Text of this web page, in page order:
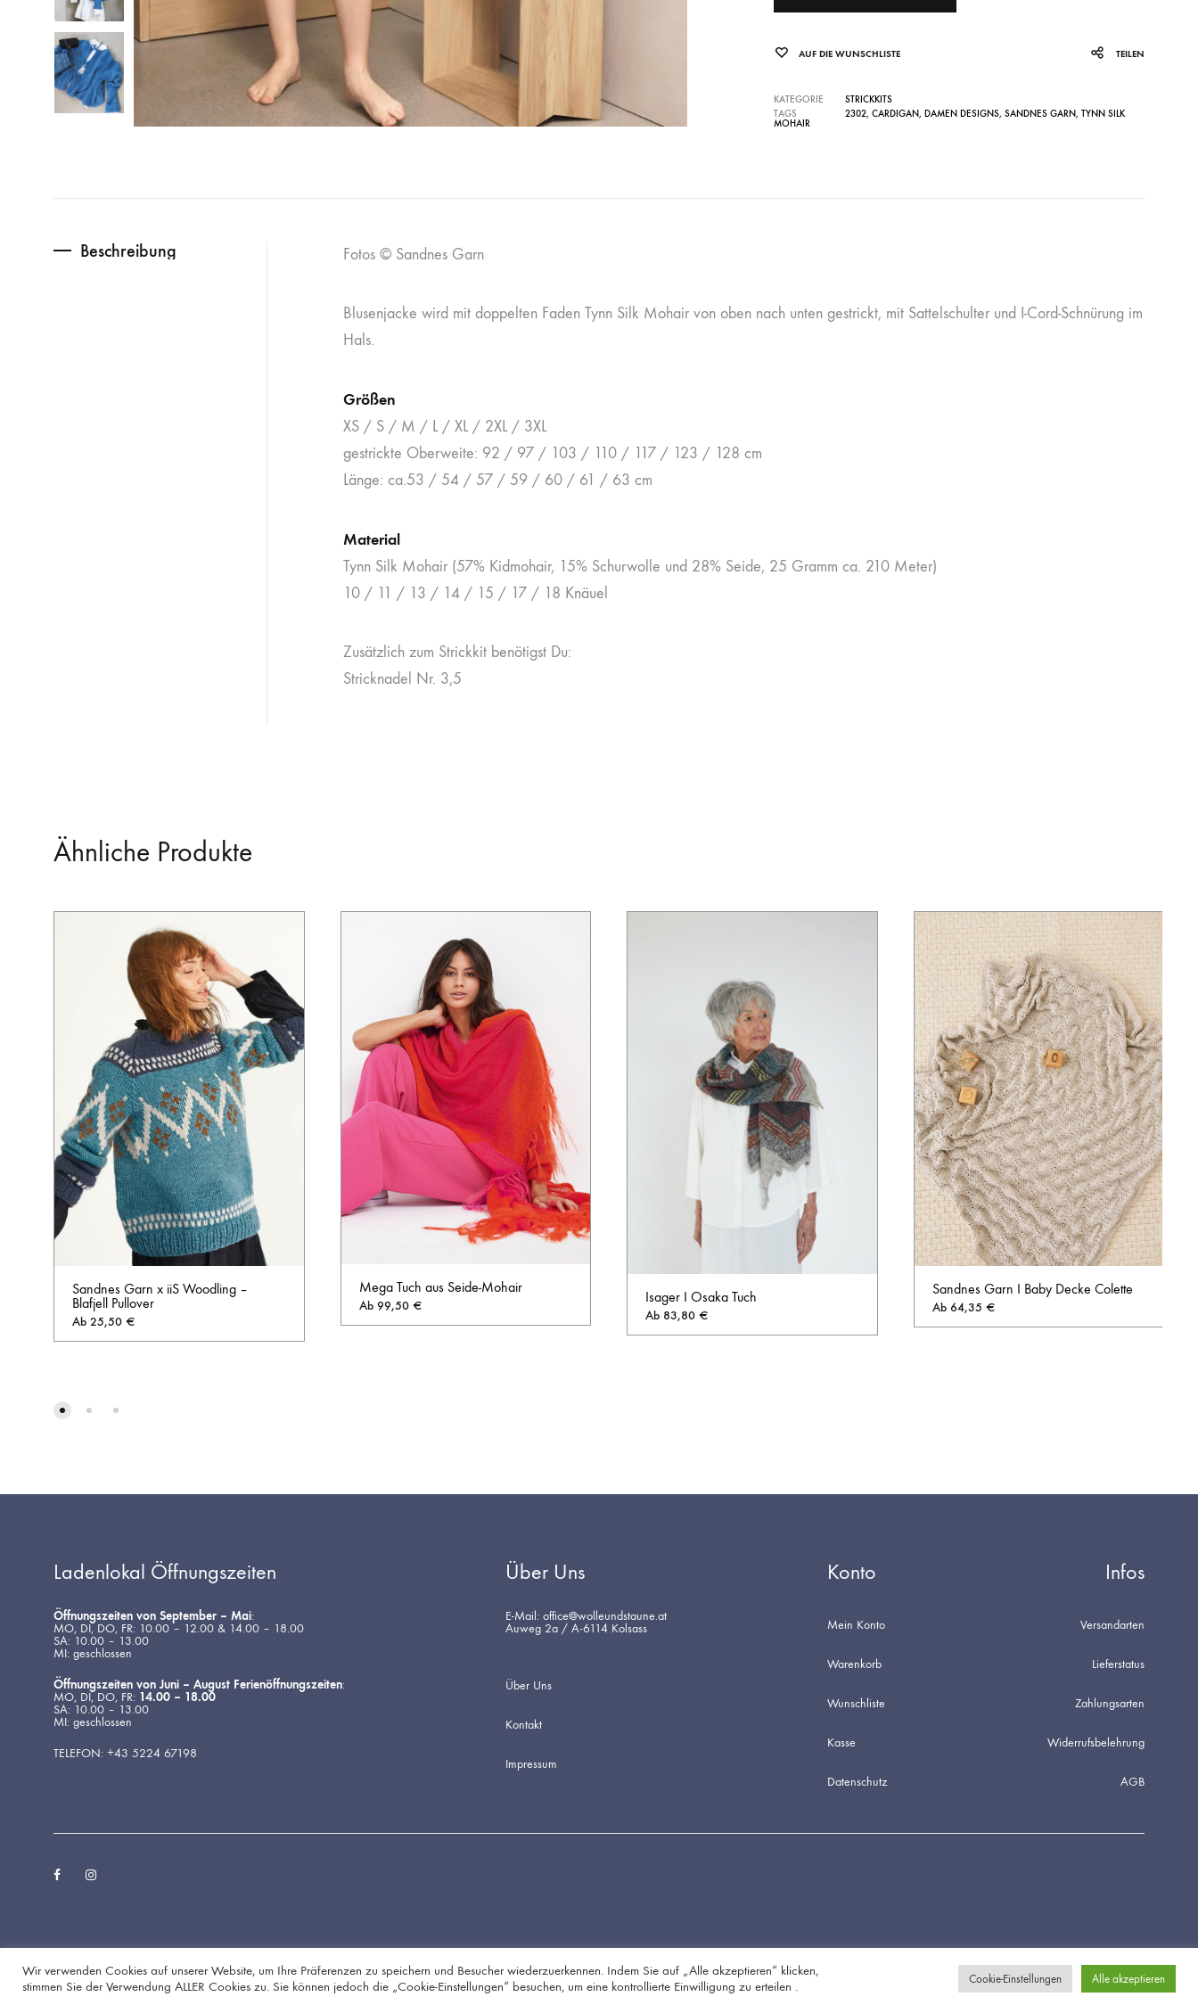
AUF DIE WUNSCHLISTE TEILEN
KATEGORIE
STRICKKITS
TAGS
2302, CARDIGAN, DAMEN DESIGNS, SANDNES GARN, TYNN SILK
MOHAIR
Beschreibung Fotos © Sandnes Garn
Blusenjacke wird mit doppelten Faden Tynn Silk Mohair von oben nach unten gestrickt, mit Sattelschulter und I-Cord-Schnürung im
Hals.
Größen
XS / S / M / L / XL / 2XL / 3XL
gestrickte Oberweite: 92 / 97 / 103 / 110 / 117 / 123 / 128 cm
Länge: ca.53 / 54 / 57 / 59 / 60 / 61 / 63 cm
Material
Tynn Silk Mohair (57% Kidmohair, 15% Schurwolle und 28% Seide, 25 Gramm ca. 210 Meter)
10 / 11 / 13 / 14 / 15 / 17 / 18 Knäuel
Zusätzlich zum Strickkit benötigst Du:
Stricknadel Nr. 3,5
Ähnliche Produkte
Sandnes Garn x iiS Woodling –
Blafjell Pullover
Ab 25,50 €
Mega Tuch aus Seide-Mohair
Ab 99,50 €
Isager I Osaka Tuch
Ab 83,80€
Sandnes Garn I Baby Decke Colette
Ab 64,35 €
Ladenlokal Öffnungszeiten
Öffnungszeiten von September – Mai:
MO, DI, DO, FR: 10.00 – 12.00 & 14.00 – 18.00
SA: 10.00 – 13.00
MI: geschlossen
Öffnungszeiten von Juni – August Ferienöffnungszeiten:
MO, DI, DO, FR: 14.00 – 18.00
SA: 10.00 – 13.00
MI: geschlossen
TELEFON: +43 5224 67198
Über Uns
E-Mail: office@wolleundstaune.at
Auweg 2a / A-6114 Kolsass
Über Uns
Kontakt
Impressum
Konto
Mein Konto
Warenkorb
Wunschliste
Kasse
Datenschutz
Infos
Versandarten
Lieferstatus
Zahlungsarten
Widerrufsbelehrung
AGB
FacebookInstagram
Wir verwenden Cookies auf unserer Website, um Ihre Präferenzen zu speichern und Besucher wiederzuerkennen. Indem Sie auf „Alle akzeptieren“ klicken,
stimmen Sie der Verwendung ALLER Cookies zu. Sie können jedoch die „Cookie-Einstellungen“ besuchen, um eine kontrollierte Einwilligung zu erteilen .
Cookie-Einstellungen Alle akzeptieren